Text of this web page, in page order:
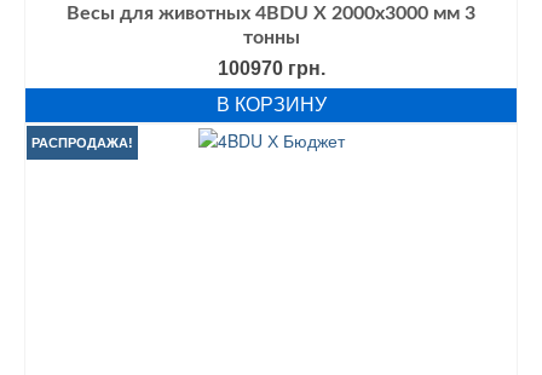
Весы для животных 4BDU Х 2000х3000 мм 3
тонны
100970 грн.
В КОРЗИНУ
РАСПРОДАЖА!